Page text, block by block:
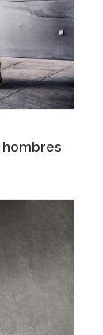
hombres